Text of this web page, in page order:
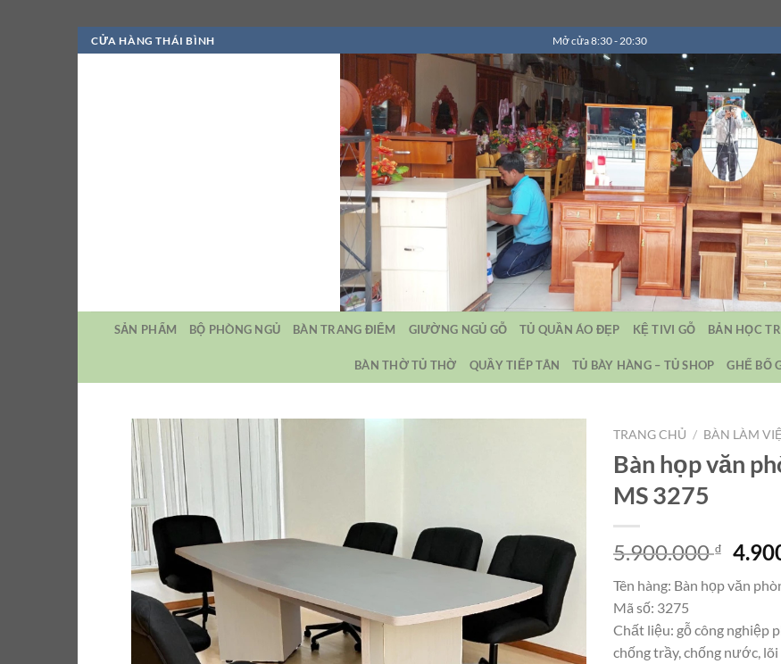
Bỏ
qua
CỬA HÀNG THÁI BÌNH Mở cửa 8:30 - 20:30
SẢN PHẨM BỘ PHÒNG NGỦ BÀN TRANG ĐIỂM GIƯỜNG NGỦ GỖ TỦ QUẦN ÁO ĐẸP KỆ TIVI GỖ BẢN HỌC
BÀN THỜ TỦ THỜ QUẦY TIẾP TÂN TỦ BÀY HÀNG – TỦ SHOP GHẾ BỐ
TRANG CHỦ / BÀN LÀM
Bàn họp văn
MS 3275
5.900.000₫ Giá
là:
Tên hàng: Bàn họp văn
Mã số: 3275
Chất liệu: gỗ công nghiệp
chống trầy, chống nước, lõi